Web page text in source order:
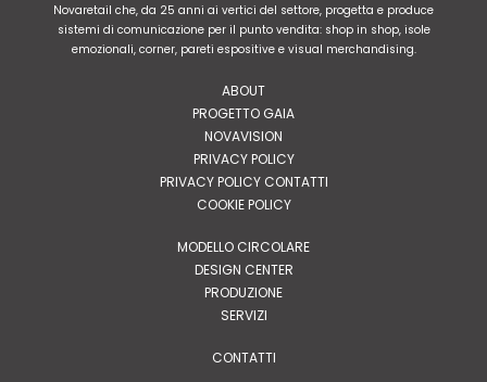
Novaretail che, da 25 anni ai vertici del settore, progetta e produce
sistemi di comunicazione per il punto vendita: shop in shop, isole
emozionali, corner, pareti espositive e visual merchandising.
ABOUT
PROGETTO GAIA
NOVAVISION
PRIVACY POLICY
PRIVACY POLICY CONTATTI
COOKIE POLICY
MODELLO CIRCOLARE
DESIGN CENTER
PRODUZIONE
SERVIZI
CONTATTI